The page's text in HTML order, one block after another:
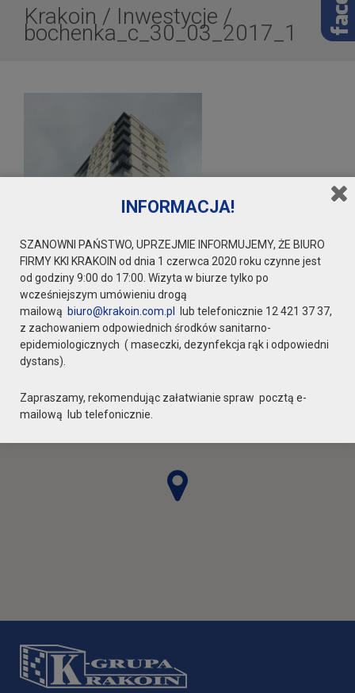
Krakoin / Inwestycje /
bochenka_c_30_03_2017_1
INFORMACJA!
SZANOWNI PAŃSTWO, UPRZEJMIE INFORMUJEMY, ŻE BIURO
FIRMY KKI KRAKOIN od dnia 1 czerwca 2020 roku czynne jest
od godziny 9:00 do 17:00. Wizyta w biurze tylko po
wcześniejszym umówieniu drogą
mailową biuro@krakoin.com.pl
lub telefonicznie 12 421 37 37,
z zachowaniem odpowiednich środków sanitarno-
epidemiologicznych ( maseczki, dezynfekcja rąk i odpowiedni
dystans).
Zapraszamy, rekomendując załatwianie spraw pocztą e-
mailową lub telefonicznie.